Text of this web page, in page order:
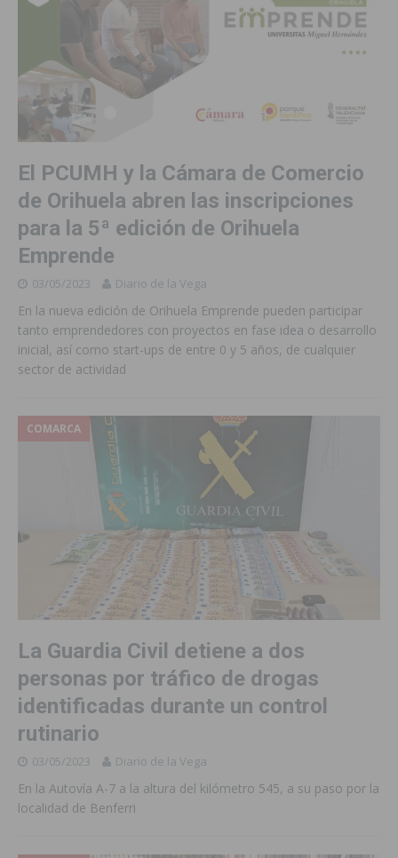
El PCUMH y la Cámara de Comercio
de Orihuela abren las inscripciones
para la 5ª edición de Orihuela
Emprende
03/05/2023 Diario de la Vega
En la nueva edición de Orihuela Emprende pueden participar
tanto emprendedores con proyectos en fase idea o desarrollo
inicial, así como start-ups de entre 0 y 5 años, de cualquier
sector de actividad
COMARCA
La Guardia Civil detiene a dos
personas por tráfico de drogas
identificadas durante un control
rutinario
03/05/2023 Diario de la Vega
En la Autovía A-7 a la altura del kilómetro 545, a su paso por la
localidad de Benferri